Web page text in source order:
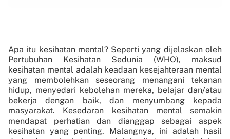
Apa itu kesihatan mental? Seperti yang dijelaskan oleh
Pertubuhan Kesihatan Sedunia (WHO), maksud
kesihatan mental adalah keadaan kesejahteraan mental
yang membolehkan seseorang menangani tekanan
hidup, menyedari kebolehan mereka, belajar dan/atau
bekerja dengan baik, dan menyumbang kepada
masyarakat. Kesedaran kesihatan mental semakin
mendapat perhatian dan dianggap sebagai aspek
kesihatan yang penting. Malangnya, ini adalah hasil